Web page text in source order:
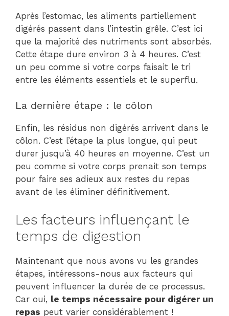
Après l’estomac, les aliments partiellement
digérés passent dans l’intestin grêle. C’est ici
que la majorité des nutriments sont absorbés.
Cette étape dure environ 3 à 4 heures. C’est
un peu comme si votre corps faisait le tri
entre les éléments essentiels et le superflu.
La dernière étape : le côlon
Enfin, les résidus non digérés arrivent dans le
côlon. C’est l’étape la plus longue, qui peut
durer jusqu’à 40 heures en moyenne. C’est un
peu comme si votre corps prenait son temps
pour faire ses adieux aux restes du repas
avant de les éliminer définitivement.
Les facteurs influençant le
temps de digestion
Maintenant que nous avons vu les grandes
étapes, intéressons-nous aux facteurs qui
peuvent influencer la durée de ce processus.
Car oui, le temps nécessaire pour digérer un
repas peut varier considérablement !